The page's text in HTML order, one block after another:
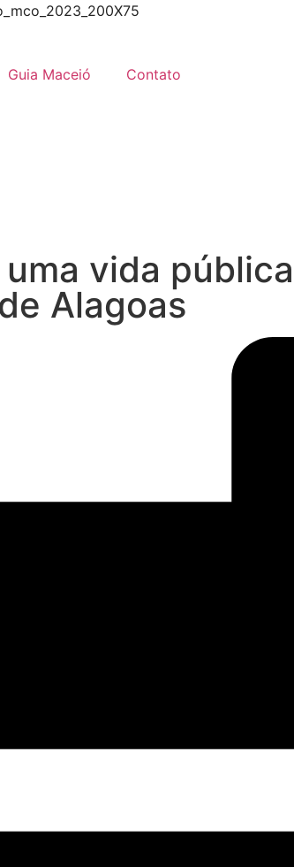
Guia Maceió Contato
vida
Alagoas